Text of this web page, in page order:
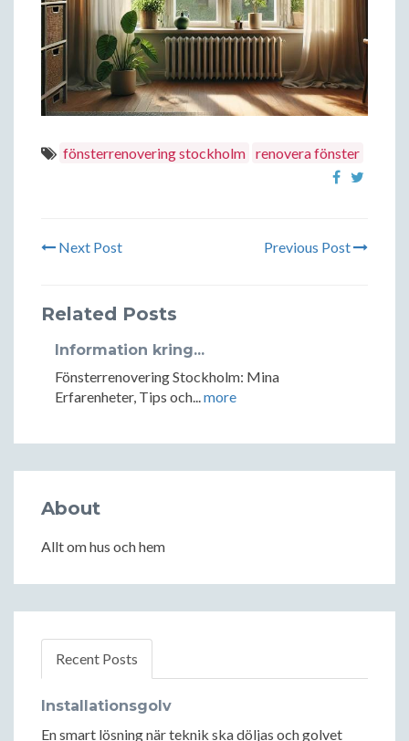
fönsterrenovering stockholm renovera fönster
Next Post Previous Post
Related Posts
Information kring...
Fönsterrenovering Stockholm: Mina
Erfarenheter, Tips och...more
About
Allt om hus och hem
Recent Posts
Installationsgolv
En smart lösning när teknik ska döljas och golvet